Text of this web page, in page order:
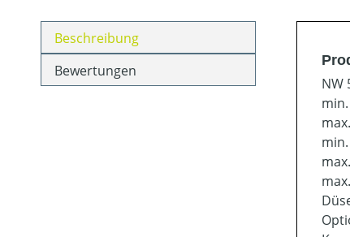
Beschreibung
Bewertungen
NW